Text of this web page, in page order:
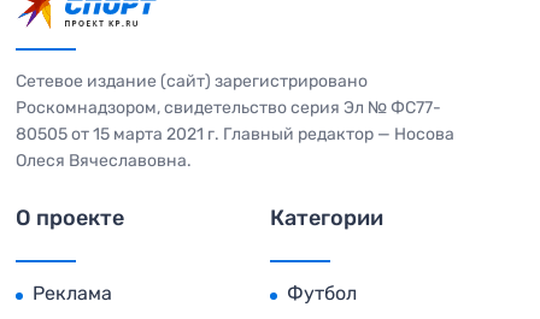
Сетевое издание (сайт) зарегистрировано
Роскомнадзором, свидетельство серия Эл № ФС77-
80505 от 15 марта 2021 г. Главный редактор — Носова
Олеся Вячеславовна.
О проекте
Реклама
Категории
Футбол